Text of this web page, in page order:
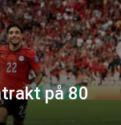
på 80